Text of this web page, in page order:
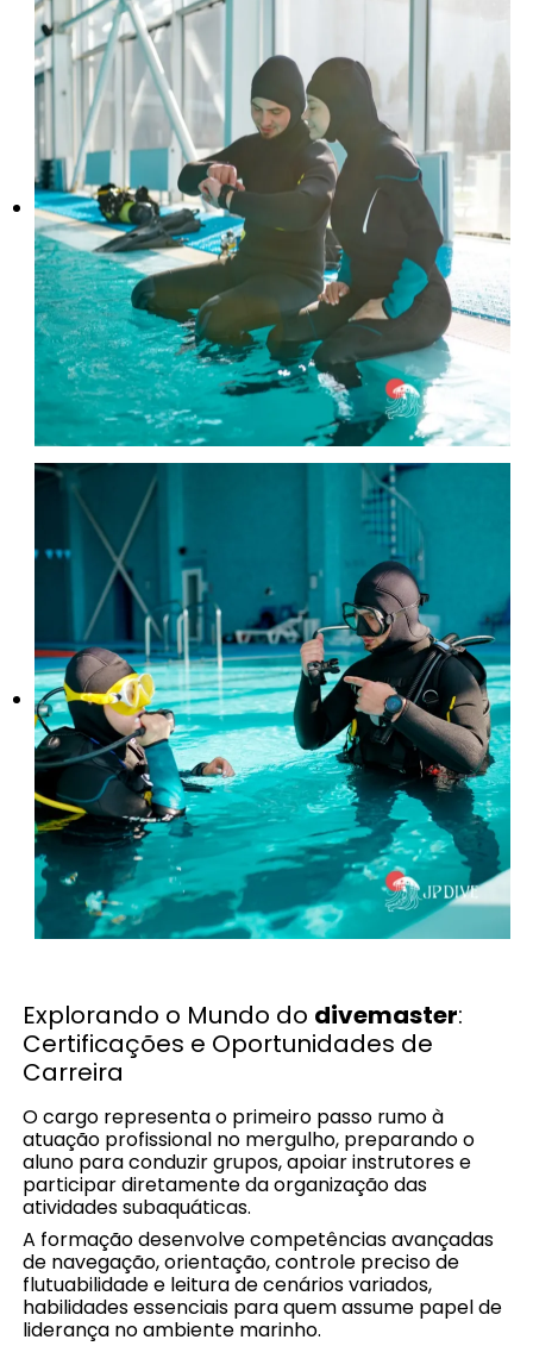
Explorando o Mundo do divemaster:
Certificações e Oportunidades de
Carreira
O cargo representa o primeiro passo rumo à
atuação profissional no mergulho, preparando o
aluno para conduzir grupos, apoiar instrutores e
participar diretamente da organização das
atividades subaquáticas.
A formação desenvolve competências avançadas
de navegação, orientação, controle preciso de
flutuabilidade e leitura de cenários variados,
habilidades essenciais para quem assume papel de
liderança no ambiente marinho.